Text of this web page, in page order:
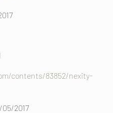
contents/83852/nexity-
2017